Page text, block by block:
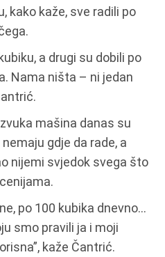
kako kaže, sve radili po
a drugi su dobili po
Nama ništa – ni jedan
mašina danas su
gdje da rade, a
nijemi svjedok svega što
po 100 kubika dnevno…
smo pravili ja i moji
kaže Čantrić.